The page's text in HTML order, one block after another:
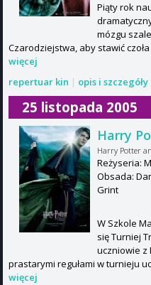
Piąty rok
mózgu
Czarodziejstwa, aby stawić
więcej
repertuar kin | opis i szczegóły
25 listopada 2005
Harry
Harry Potter
Reżyseria:
Obsada:
Grint
W Szkole
się Turniej
uczniowie z
prastarymi regułami w turnieju
więcej